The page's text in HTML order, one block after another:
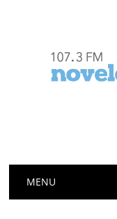
Menú
MENU